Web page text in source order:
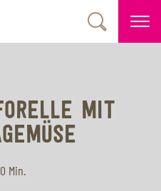
MIT
Min.